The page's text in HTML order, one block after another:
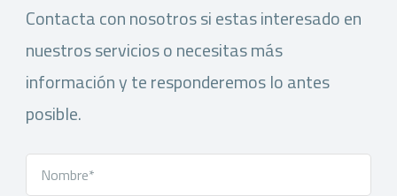
Contacta con nosotros si estas interesado en
nuestros servicios o necesitas más
información y te responderemos lo antes
posible.